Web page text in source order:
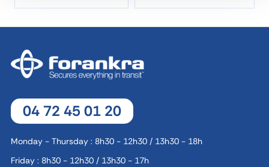
04 72 45 01 20
Monday - Thursday : 8h30 - 12h30 / 13h30 - 18h
Friday : 8h30 - 12h30 / 13h30 - 17h